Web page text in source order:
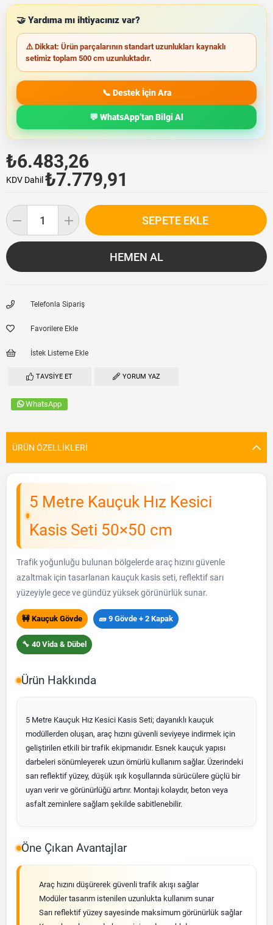
🤝 Yardıma mı ihtiyacınız var?
⚠️ Dikkat: Ürün parçalarının standart uzunlukları kaynaklı
setimiz toplam 500 cm uzunluktadır.
📞 Destek İçin Ara
💬 WhatsApp’tan Bilgi Al
₺6.483,26
KDV Dahil ₺7.779,91
Telefonla Sipariş
Favorilere Ekle
İstek Listeme Ekle
TAVSIYE ET YORUM YAZ
WhatsApp
ÜRÜN ÖZELLIKLERI
5 Metre Kauçuk Hız Kesici
Kasis Seti 50×50 cm
Trafik yoğunluğu bulunan bölgelerde araç hızını güvenle
azaltmak için tasarlanan kauçuk kasis seti, reflektif sarı
yüzeyiyle gece ve gündüz yüksek görünürlük sunar.
🚧 Kauçuk Gövde 🧱 9 Gövde + 2 Kapak
🔧 40 Vida & Dübel
Ürün Hakkında
5 Metre Kauçuk Hız Kesici Kasis Seti; dayanıklı kauçuk
modüllerden oluşan, araç hızını güvenli seviyeye indirmek için
geliştirilen etkili bir trafik ekipmanıdır. Esnek kauçuk yapısı
darbeleri sönümleyerek uzun ömürlü kullanım sağlar. Üzerindeki
sarı reflektif yüzey, düşük ışık koşullarında sürücülere güçlü bir
uyarı verir ve görünürlüğü artırır. Montajı kolaydır, beton veya
asfalt zeminlere sağlam şekilde sabitlenebilir.
Öne Çıkan Avantajlar
Araç hızını düşürerek güvenli trafik akışı sağlar
Modüler tasarım istenilen uzunlukta kullanım sunar
Sarı reflektif yüzey sayesinde maksimum görünürlük sağlar